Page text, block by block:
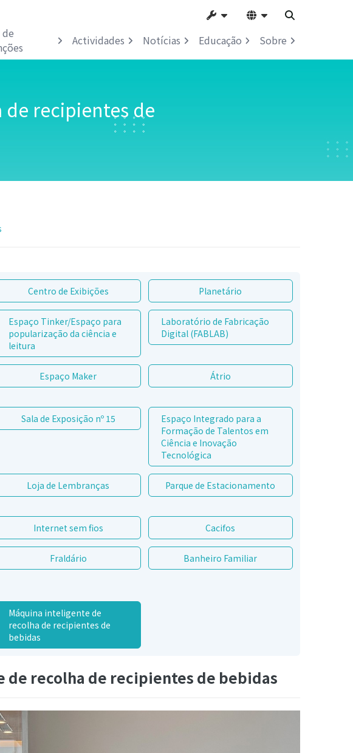
Actividades Notícias Educação Sobre
recipientes de
Centro de Exibições Planetário
Espaço Tinker/Espaço para
popularização da ciência e
leitura
Laboratório de Fabricação
Digital (FABLAB)
Espaço Maker Átrio
Sala de Exposição nº 15
Espaço Integrado para a
Formação de Talentos em
Ciência e Inovação
Tecnológica
Loja de Lembranças Parque de Estacionamento
Internet sem fios Cacifos
Fraldário Banheiro Familiar
Máquina inteligente de
recolha de recipientes de
bebidas
de recolha de recipientes de bebidas